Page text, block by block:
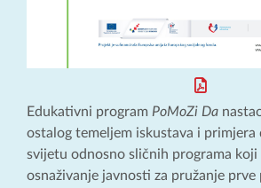
Edukativni program PoMoZi Da
ostalog temeljem iskustava i primjera
svijetu odnosno sličnih programa koji
osnaživanje javnosti za pružanje prve